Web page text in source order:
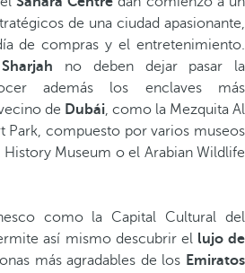
de una ciudad apasionante,
de compras y el entretenimiento.
Sharjah no deben dejar pasar la
además los enclaves más
de Dubái, como la Mezquita Al
Park, compuesto por varios museos
Museum o el Arabian Wildlife
como la Capital Cultural del
así mismo descubrir el lujo de
más agradables de los Emiratos